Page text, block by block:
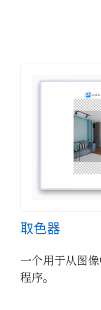
取色器
一个用于从图
程序。